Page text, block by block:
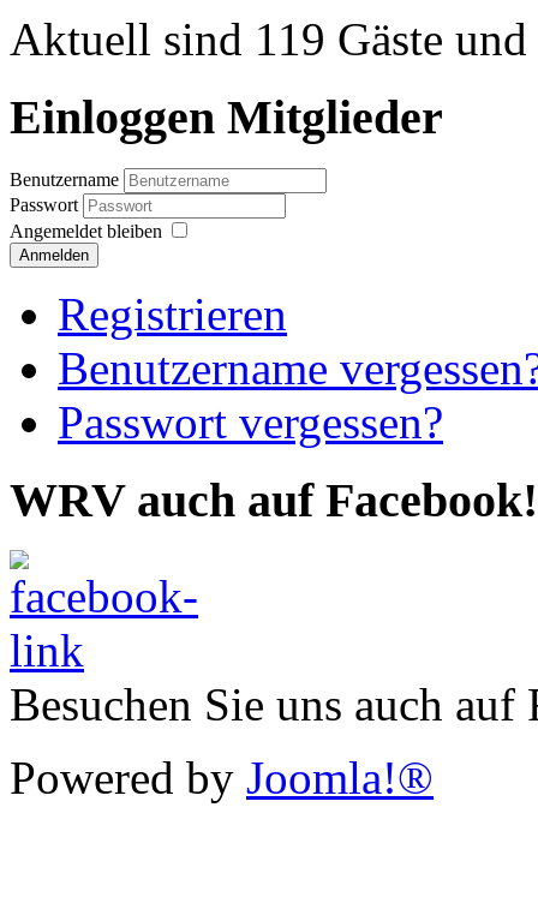
Aktuell sind 119 Gäste
Einloggen Mitglieder
Benutzername
Passwort
Angemeldet bleiben
Anmelden
Registrieren
Benutzername
Passwort vergessen?
WRV auch auf Facebook!
Besuchen Sie uns auch auf
Powered by Joomla!®